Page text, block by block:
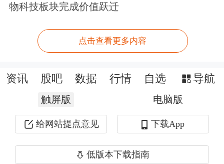
了易方达黄金ETF最多4197.63万份的产
博时黄金ETF的2022年中报数据显
示，“桥水（中国）投资管理有限公司
—桥水全天候增强型中国私募证券投资
物科技板块完成价值跃迁
点击查看更多内容
资讯 股吧 数据 行情 自选 导航
触屏版 电脑版
给网站提点意见 下载App
低版本下载指南